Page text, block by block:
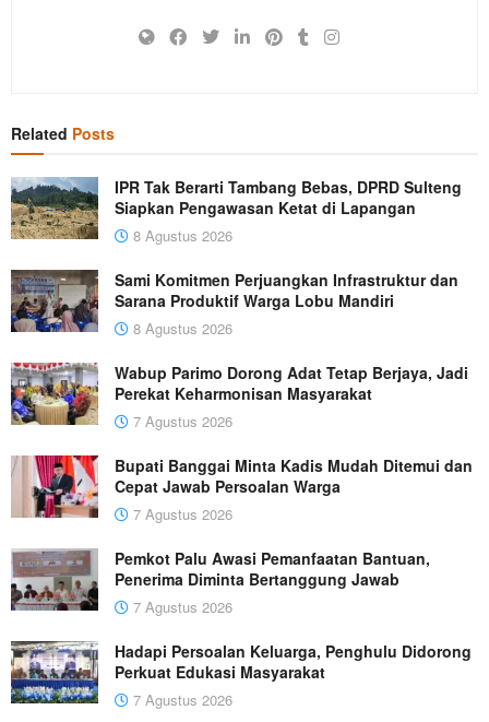
Related Posts
IPR Tak Berarti Tambang Bebas, DPRD Sulteng
Siapkan Pengawasan Ketat di Lapangan
8 Agustus 2026
Sami Komitmen Perjuangkan Infrastruktur dan
Sarana Produktif Warga Lobu Mandiri
8 Agustus 2026
Wabup Parimo Dorong Adat Tetap Berjaya, Jadi
Perekat Keharmonisan Masyarakat
7 Agustus 2026
Bupati Banggai Minta Kadis Mudah Ditemui dan
Cepat Jawab Persoalan Warga
7 Agustus 2026
Pemkot Palu Awasi Pemanfaatan Bantuan,
Penerima Diminta Bertanggung Jawab
7 Agustus 2026
Hadapi Persoalan Keluarga, Penghulu Didorong
Perkuat Edukasi Masyarakat
7 Agustus 2026